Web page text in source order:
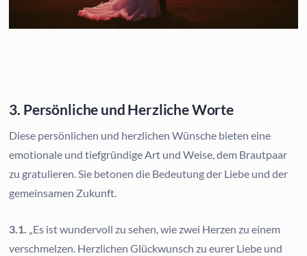
3. Persönliche und Herzliche Worte
Diese persönlichen und herzlichen Wünsche bieten eine
emotionale und tiefgründige Art und Weise, dem Brautpaar
zu gratulieren. Sie betonen die Bedeutung der Liebe und der
gemeinsamen Zukunft.
3.1. „Es ist wundervoll zu sehen, wie zwei Herzen zu einem
verschmelzen. Herzlichen Glückwunsch zu eurer Liebe und